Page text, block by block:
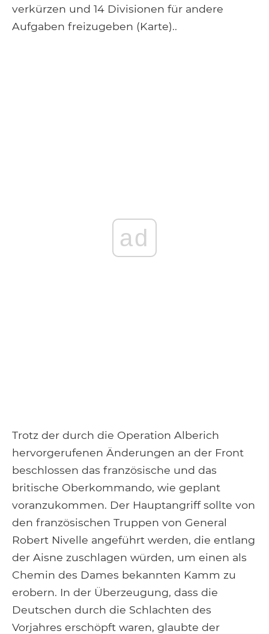
verkürzen und 14 Divisionen für andere
Aufgaben freizugeben (Karte)..
ad
Trotz der durch die Operation Alberich
hervorgerufenen Änderungen an der Front
beschlossen das französische und das
britische Oberkommando, wie geplant
voranzukommen. Der Hauptangriff sollte von
den französischen Truppen von General
Robert Nivelle angeführt werden, die entlang
der Aisne zuschlagen würden, um einen als
Chemin des Dames bekannten Kamm zu
erobern. In der Überzeugung, dass die
Deutschen durch die Schlachten des
Vorjahres erschöpft waren, glaubte der